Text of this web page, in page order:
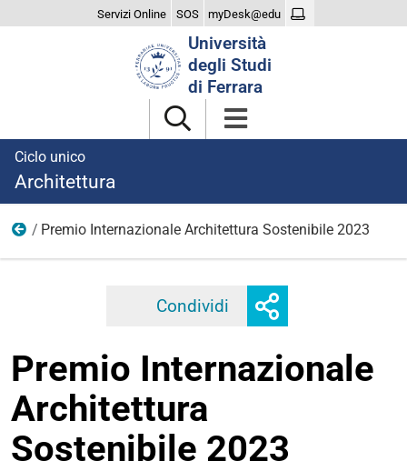
Servizi Online SOS myDesk@edu
Università
degli Studi
di Ferrara
Ciclo unico
Architettura
2023
Premio Internazionale Architettura Sostenibile 2023
Condividi Facebook
opzioni
di
Premio Internazionale
Architettura
Sostenibile 2023